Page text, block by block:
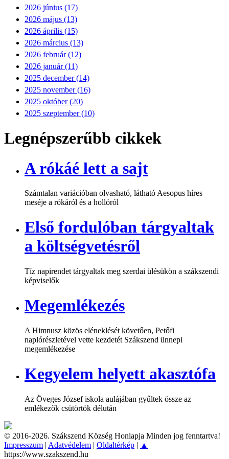
2026 június (17)
2026 május (13)
2026 április (15)
2026 március (13)
2026 február (12)
2026 január (11)
2025 december (14)
2025 november (16)
2025 október (20)
2025 szeptember (10)
Legnépszerűbb cikkek
A rókáé lett a sajt
Számtalan variációban olvasható, látható Aesopus híres
meséje a rókáról és a hollóról
Első fordulóban tárgyaltak
a költségvetésről
Tíz napirendet tárgyaltak meg szerdai ülésükön a szákszendi
képviselők
Megemlékezés
A Himnusz közös eléneklését követően, Petőfi
naplórészletével vette kezdetét Szákszend ünnepi
megemlékezése
Kegyelem helyett akasztófa
Az Öveges József iskola aulájában gyűltek össze az
emlékezők csütörtök délután
© 2016-2026. Szákszend Község Honlapja Minden jog fenntartva!
Impresszum | Adatvédelem | Oldaltérkép | ▲
https://www.szakszend.hu